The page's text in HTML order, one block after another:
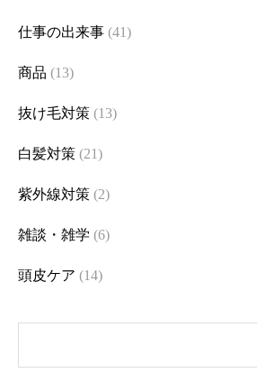
仕事の出来事 (41)
商品 (13)
抜け毛対策 (13)
白髪対策 (21)
紫外線対策 (2)
雑談・雑学 (6)
頭皮ケア (14)